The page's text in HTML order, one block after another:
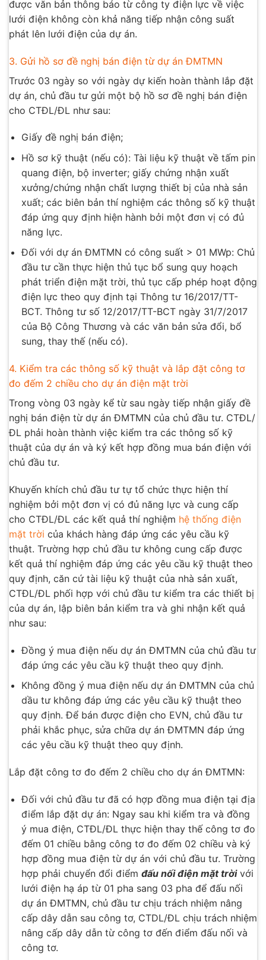
được văn bản thông báo từ công ty điện lực về việc
lưới điện không còn khả năng tiếp nhận công suất
phát lên lưới điện của dự án.
3. Gửi hồ sơ đề nghị bán điện từ dự án ĐMTMN
Trước 03 ngày so với ngày dự kiến hoàn thành lắp đặt
dự án, chủ đầu tư gửi một bộ hồ sơ đề nghị bán điện
cho CTĐL/ĐL như sau:
Giấy đề nghị bán điện;
Hồ sơ kỹ thuật (nếu có): Tài liệu kỹ thuật về tấm pin
quang điện, bộ inverter; giấy chứng nhận xuất
xưởng/chứng nhận chất lượng thiết bị của nhà sản
xuất; các biên bản thí nghiệm các thông số kỹ thuật
đáp ứng quy định hiện hành bởi một đơn vị có đủ
năng lực.
Đối với dự án ĐMTMN có công suất > 01 MWp: Chủ
đầu tư cần thực hiện thủ tục bổ sung quy hoạch
phát triển điện mặt trời, thủ tục cấp phép hoạt động
điện lực theo quy định tại Thông tư 16/2017/TT-
BCT. Thông tư số 12/2017/TT-BCT ngày 31/7/2017
của Bộ Công Thương và các văn bản sửa đổi, bổ
sung, thay thế (nếu có).
4. Kiểm tra các thông số kỹ thuật và lắp đặt công tơ
đo đếm 2 chiều cho dự án điện mặt trời
Trong vòng 03 ngày kể từ sau ngày tiếp nhận giấy đề
nghị bán điện từ dự án ĐMTMN của chủ đầu tư. CTĐL/
ĐL phải hoàn thành việc kiểm tra các thông số kỹ
thuật của dự án và ký kết hợp đồng mua bán điện với
chủ đầu tư.
Khuyến khích chủ đầu tư tự tổ chức thực hiện thí
nghiệm bởi một đơn vị có đủ năng lực và cung cấp
cho CTĐL/ĐL các kết quả thí nghiệm hệ thống điện
mặt trời của khách hàng đáp ứng các yêu cầu kỹ
thuật. Trường hợp chủ đầu tư không cung cấp được
kết quả thí nghiệm đáp ứng các yêu cầu kỹ thuật theo
quy định, căn cứ tài liệu kỹ thuật của nhà sản xuất,
CTĐL/ĐL phối hợp với chủ đầu tư kiểm tra các thiết bị
của dự án, lập biên bản kiểm tra và ghi nhận kết quả
như sau:
Đồng ý mua điện nếu dự án ĐMTMN của chủ đầu tư
đáp ứng các yêu cầu kỹ thuật theo quy định.
Không đồng ý mua điện nếu dự án ĐMTMN của chủ
dầu tư không đáp ứng các yêu cầu kỹ thuật theo
quy định. Để bán được điện cho EVN, chủ đầu tư
phải khắc phục, sửa chữa dự án ĐMTMN đáp ứng
các yêu cầu kỹ thuật theo quy định.
Lắp đặt công tơ đo đếm 2 chiều cho dự án ĐMTMN:
Đối với chủ đầu tư đã có hợp đồng mua điện tại địa
điểm lắp đặt dự án: Ngay sau khi kiểm tra và đồng
ý mua điện, CTĐL/ĐL thực hiện thay thế công tơ đo
đếm 01 chiều bằng công tơ đo đếm 02 chiều và ký
hợp đồng mua điện từ dự án với chủ đầu tư. Trường
hợp phải chuyển đổi điểm đấu nối điện mặt trờivới
lưới điện hạ áp từ 01 pha sang 03 pha để đấu nối
dự án ĐMTMN, chủ đầu tư chịu trách nhiệm nâng
cấp dây dẫn sau công tơ, CTDL/ĐL chịu trách nhiệm
nâng cấp dây dẫn từ công tơ đến điểm đấu nối và
công tơ.